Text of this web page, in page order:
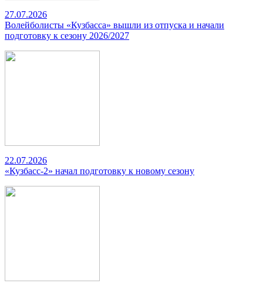
27.07.2026
Волейболисты «Кузбасса» вышли из отпуска и начали
подготовку к сезону 2026/2027
22.07.2026
«Кузбасс-2» начал подготовку к новому сезону